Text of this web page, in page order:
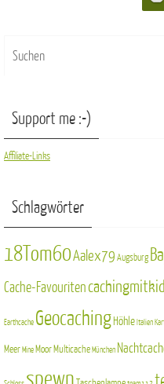
Support me :-)
Affiliate-Links
Schlagwörter
18Tom60Aalex79 Augsburg
Cache-Favouriten
Earthcache GeocachingHöhle Italien
Meer Mine Moor Multicache München